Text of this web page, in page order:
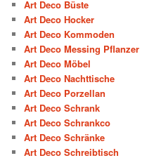
Art Deco Büste
Art Deco Hocker
Art Deco Kommoden
Art Deco Messing Pflanzer
Art Deco Möbel
Art Deco Nachttische
Art Deco Porzellan
Art Deco Schrank
Art Deco Schrankco
Art Deco Schränke
Art Deco Schreibtisch